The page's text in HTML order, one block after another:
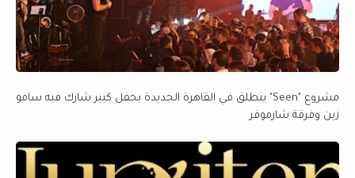
مشروع "Seen" ينطلق في القاهرة الجديدة بحفل كبير شارك فيه سامو
زين وفرقة شارموفر